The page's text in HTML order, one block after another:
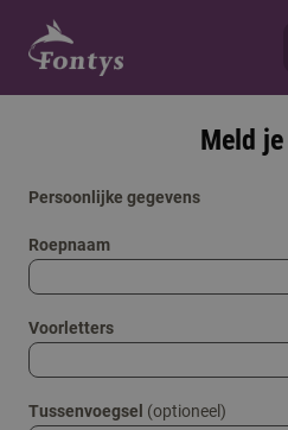
Meld je
Persoonlijke gegevens
Roepnaam
Voorletters
Tussenvoegsel (optioneel)